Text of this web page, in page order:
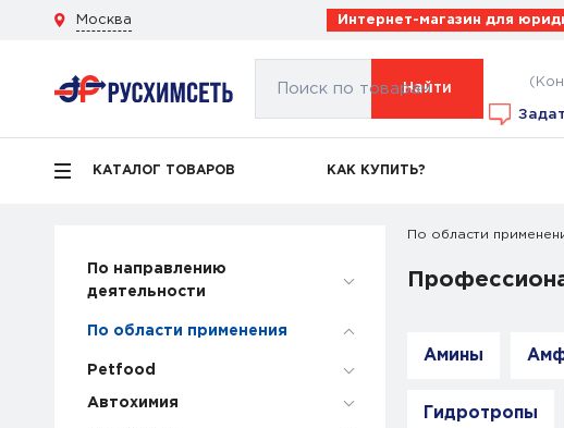
Москва Интернет-магазин для
Поиск по товарам
Найти
КАТАЛОГ ТОВАРОВ КАК КУПИТЬ?
По направлению
деятельности
По области применения
Petfood
Автохимия
По области
Амины
Гидротропы